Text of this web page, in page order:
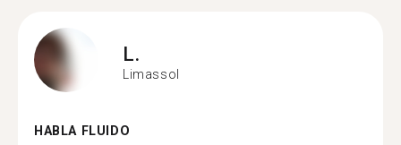
L.
Limassol
HABLA FLUIDO